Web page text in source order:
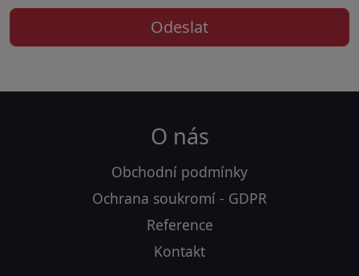
O nás
Obchodní podmínky
Ochrana soukromí - GDPR
Reference
Kontakt